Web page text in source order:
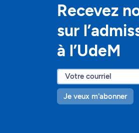
Recevez
sur
à l’UdeM
Je veux m'abonner